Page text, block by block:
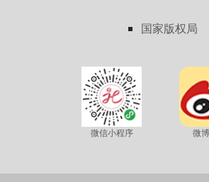
国家版权局
微信小程序 微